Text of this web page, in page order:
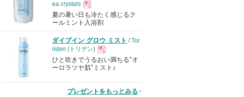
ea crystals
現
品
夏の暑い日も冷たく感じるク
ールミント入浴剤
ダイブイン グロウ ミスト / Tor
riden (トリデン)
現
品
ひと吹きでうるおい満ちる"オ
ーロラツヤ肌"ミスト♪
プレゼントをもっとみる